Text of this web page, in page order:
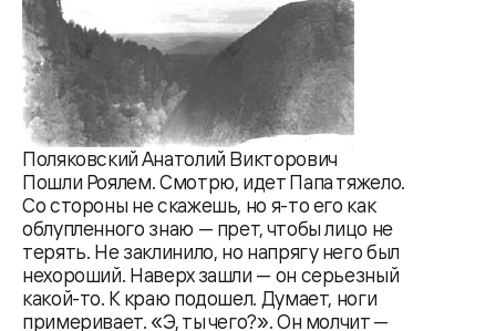
Поляковский Анатолий Викторович
Пошли Роялем. Смотрю, идет Папа тяжело.
Со стороны не скажешь, но я-то его как
облупленного знаю — прет, чтобы лицо не
терять. Не заклинило, но напряг у него был
нехороший. Наверх зашли — он серьезный
какой-то. К краю подошел. Думает, ноги
примеривает. «Э, ты чего?». Он молчит —